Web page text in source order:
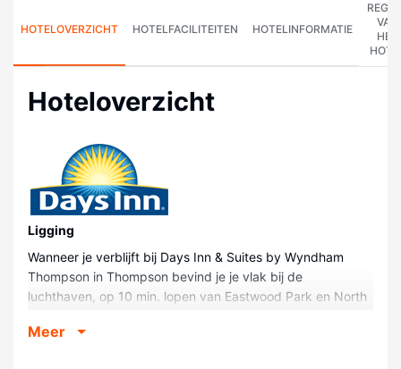
HOTELOVERZICHT HOTELFACILITEITEN HOTELINFORMATIE
VAN
HET
Hoteloverzicht
Ligging
Wanneer je verblijft bij Days Inn & Suites by Wyndham
Thompson in Thompson bevind je je vlak bij de
luchthaven, op 10 min. lopen van Eastwood Park en North
km van Thompson Public Library.
Meer